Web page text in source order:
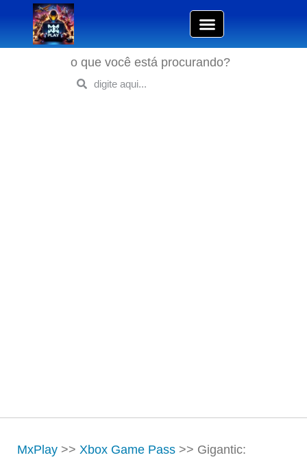
o que você está procurando?
MxPlay >> Xbox Game Pass >> Gigantic: